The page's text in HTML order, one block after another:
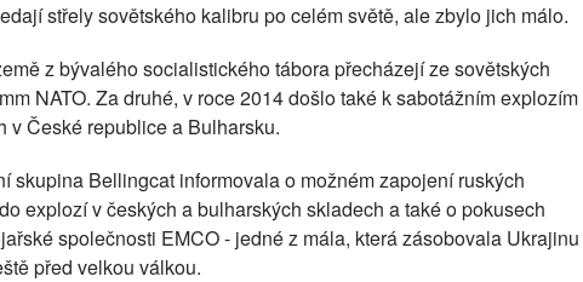
střely sovětského kalibru po celém světě, ale zbylo jich málo.
z bývalého socialistického tábora přecházejí ze sovětských
NATO. Za druhé, v roce 2014 došlo také k sabotážním explozím
v České republice a Bulharsku.
skupina Bellingcat informovala o možném zapojení ruských
explozí v českých a bulharských skladech a také o pokusech
společnosti EMCO - jedné z mála, která zásobovala Ukrajinu
před velkou válkou.